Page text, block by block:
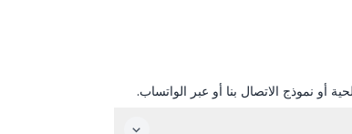
أو نموذج الاتصال بنا أو عبر الواتساب.